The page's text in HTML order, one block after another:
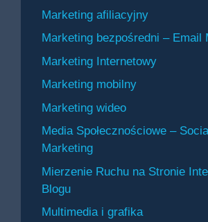
Marketing afiliacyjny
Marketing bezpośredni – Email
Marketing Internetowy
Marketing mobilny
Marketing wideo
Media Społecznościowe –
Marketing
Mierzenie Ruchu na Stronie
Blogu
Multimedia i grafika